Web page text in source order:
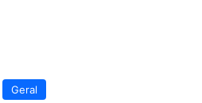
Geral